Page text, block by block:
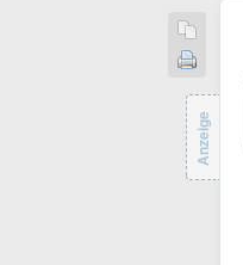
Anzeige